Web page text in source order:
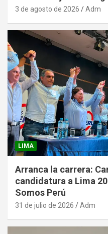
3 de agosto de 2026 Adm
LIMA
Arranca la carrera:
candidatura a Lima
Somos Perú
31 de julio de 2026 Adm